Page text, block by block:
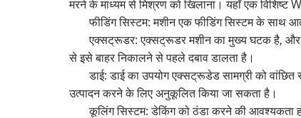
मरने के माध्यम से मिश्रण को खिलाना। यहाँ एक
फीडिंग सिस्टम: मशीन एक फीडिंग सिस्टम के साथ
एक्सट्रूडर: एक्सट्रूडर मशीन का मुख्य घटक है, और
से इसे बाहर निकालने से पहले दबाव डालता है।
डाई: डाई का उपयोग एक्सट्रूडेड सामग्री को
उत्पादन करने के लिए अनुकूलित किया जा सकता है।
कूलिंग सिस्टम: डेकिंग को ठंडा करने की आवश्यकता